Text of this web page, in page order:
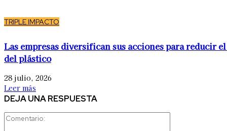
TRIPLE IMPACTO
Las empresas diversifican sus acciones para reducir
del plástico
28 julio, 2026
Leer más
DEJA UNA RESPUESTA